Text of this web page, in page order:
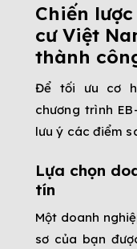
Chiến
cư Việt
thành
Để tối ưu cơ
chương trình
lưu ý các điểm
Lựa chọn
tín
Một doanh
sơ của bạn